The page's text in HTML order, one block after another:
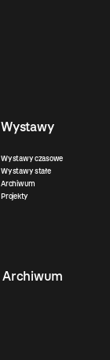
Wystawy
Wystawy czasowe
Wystawy stałe
Archiwum
Projekty
Archiwum